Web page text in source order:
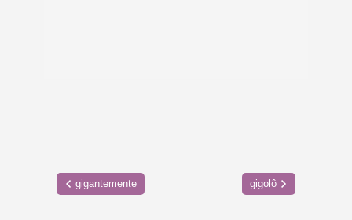
gigantemente gigolô